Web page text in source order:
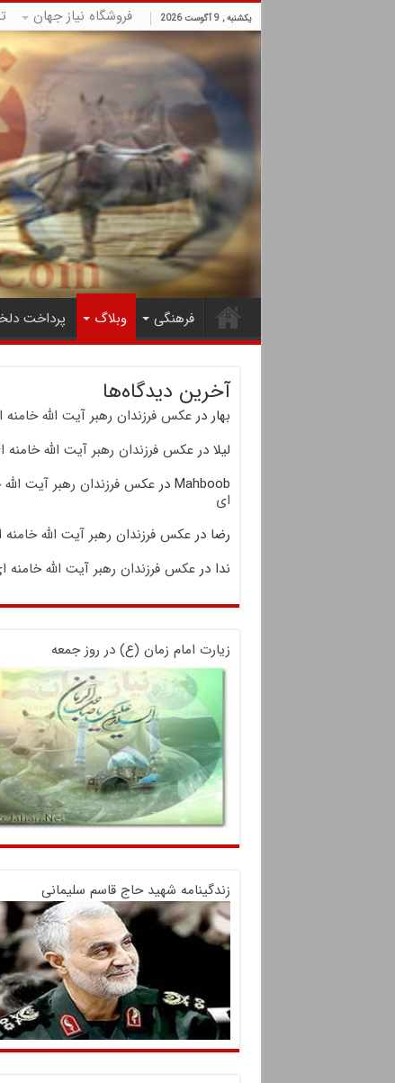
یکشنبه , 9 آگوست 2026 فروشگاه نیاز جهان
فرهنگی وبلاگ پرداخت
آخرین دیدگاه‌ها
بهار درعکس فرزندان رهبر آیت الله خامنه
لیلا درعکس فرزندان رهبر آیت الله خامنه
Mahboob درعکس فرزندان رهبر آیت الله
ای
رضا درعکس فرزندان رهبر آیت الله خامنه
ندا درعکس فرزندان رهبر آیت الله خامنه
زیارت امام زمان (ع) در روز جمعه
زندگینامه شهید حاج قاسم سلیمانی